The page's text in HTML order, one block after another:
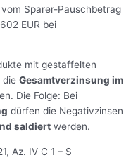
Sparer-Pauschbetrag
EUR bei
mit gestaffelten
die Gesamtverzinsung im
Die Folge: Bei
dürfen die Negativzinsen
saldiert werden.
Az. IV C 1 – S